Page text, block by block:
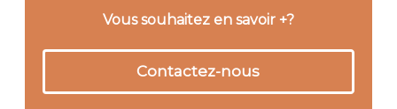
Vous souhaitez en savoir +?
Contactez-nous